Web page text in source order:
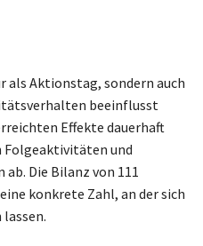
als Aktionstag, sondern auch
beeinflusst
Effekte dauerhaft
Folgeaktivitäten und
Die Bilanz von 111
konkrete Zahl, an der sich